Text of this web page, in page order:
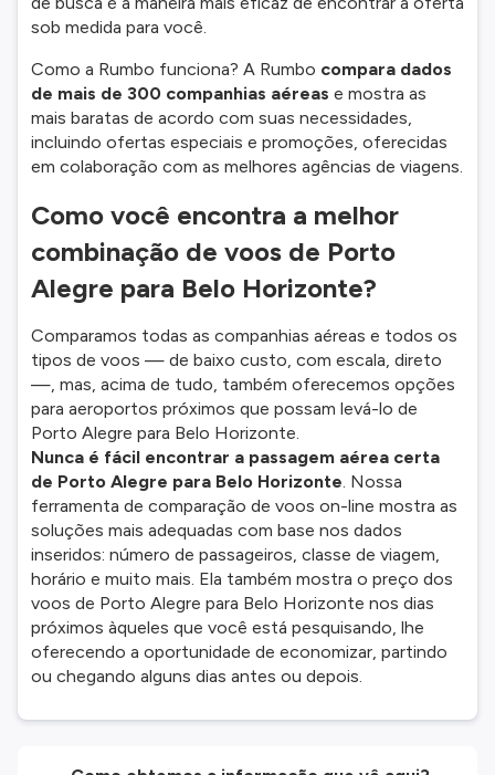
sob medida para você.
Como a Rumbo funciona? A Rumbo compara dados
de mais de 300 companhias aéreas e mostra as
mais baratas de acordo com suas necessidades,
incluindo ofertas especiais e promoções, oferecidas
em colaboração com as melhores agências de viagens.
Como você encontra a melhor
combinação de voos de Porto
Alegre para Belo Horizonte?
Comparamos todas as companhias aéreas e todos os
tipos de voos — de baixo custo, com escala, direto
—, mas, acima de tudo, também oferecemos opções
para aeroportos próximos que possam levá-lo de
Porto Alegre para Belo Horizonte.
Nunca é fácil encontrar a passagem aérea certa
de Porto Alegre para Belo Horizonte. Nossa
ferramenta de comparação de voos on-line mostra as
soluções mais adequadas com base nos dados
inseridos: número de passageiros, classe de viagem,
horário e muito mais. Ela também mostra o preço dos
voos de Porto Alegre para Belo Horizonte nos dias
próximos àqueles que você está pesquisando, lhe
oferecendo a oportunidade de economizar, partindo
ou chegando alguns dias antes ou depois.